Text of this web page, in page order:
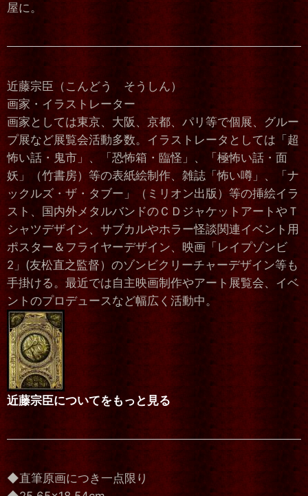
屋に。
近藤宗臣（こんどう そうしん）
画家・イラストレーター
画家としては東京、大阪、京都、パリ等で個展、グルー
プ展など展覧会活動多数。イラストレータとしては「超
怖い話・鬼市」、「恐怖箱・臨怪」、「極怖い話・面
妖」（竹書房）等の表紙絵制作、雑誌「怖い噂」、「ナ
ックルズ・ザ・タブー」（ミリオン出版）等の挿絵イラ
スト、国内外メタルバンドのＣＤジャケットアートやＴ
シャツデザイン、サブカルやホラー怪談関連イベント用
ポスター＆フライヤーデザイン、映画「レイプゾンビ
2」(友松直之監督）のゾンビクリーチャーデザイン等も
手掛ける。最近では自主映画制作やアート展覧会、イベ
ントのプロデュースなど幅広く活動中。
近藤宗臣についてをもっと見る
◆直筆原画につき一点限り